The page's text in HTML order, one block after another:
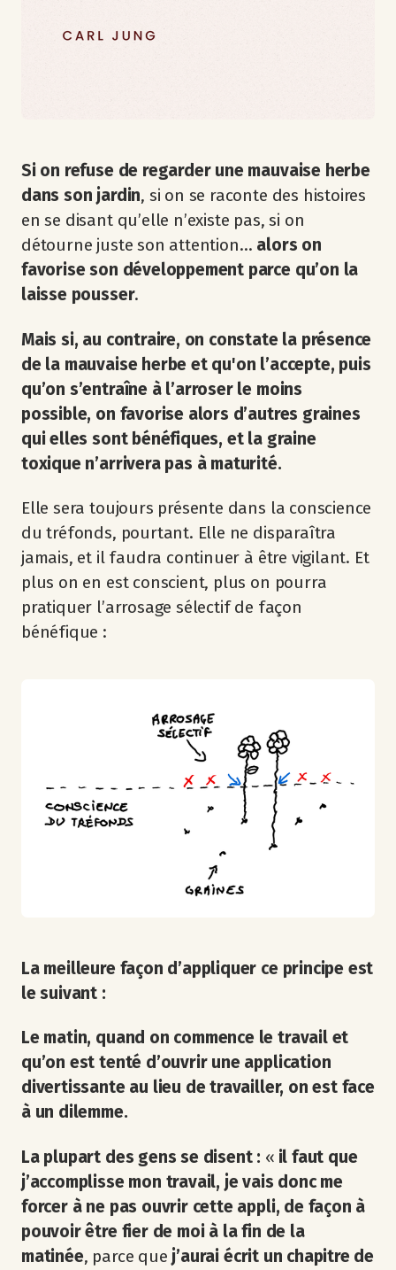
Si on refuse de regarder une mauvaise herbe
dans son jardin, si on se raconte des histoires
en se disant qu’elle n’existe pas, si on
détourne juste son attention… alors on
favorise son développement parce qu’on la
laisse pousser.
Mais si, au contraire, on constate la présence
de la mauvaise herbe et qu'on l’accepte, puis
qu’on s’entraîne à l’arroser le moins
possible, on favorise alors d’autres graines
qui elles sont bénéfiques, et la graine
toxique n’arrivera pas à maturité.
Elle sera toujours présente dans la conscience
du tréfonds, pourtant. Elle ne disparaîtra
jamais, et il faudra continuer à être vigilant. Et
plus on en est conscient, plus on pourra
pratiquer l’arrosage sélectif de façon
bénéfique :
La meilleure façon d’appliquer ce principe est
le suivant :
Le matin, quand on commence le travail et
qu’on est tenté d’ouvrir une application
divertissante au lieu de travailler, on est face
à un dilemme.
La plupart des gens se disent : « il faut que
j’accomplisse mon travail, je vais donc me
forcer à ne pas ouvrir cette appli, de façon à
pouvoir être fier de moi à la fin de la
matinée, parce que j’aurai écrit un chapitre de